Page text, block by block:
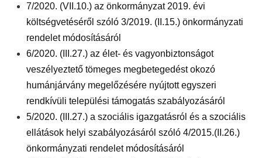
7/2020. (VII.10.) az önkormányzat 2019. évi
költségvetéséről szóló 3/2019. (II.15.) önkormányzati
rendelet módosításáról
6/2020. (III.27.) az élet- és vagyonbiztonságot
veszélyeztető tömeges megbetegedést okozó
humánjárvány megelőzésére nyújtott egyszeri
rendkívüli települési támogatás szabályozásáról
5/2020. (III.27.) a szociális igazgatásról és a szociális
ellátások helyi szabályozásáról szóló 4/2015.(II.26.)
önkormányzati rendelet módosításáról